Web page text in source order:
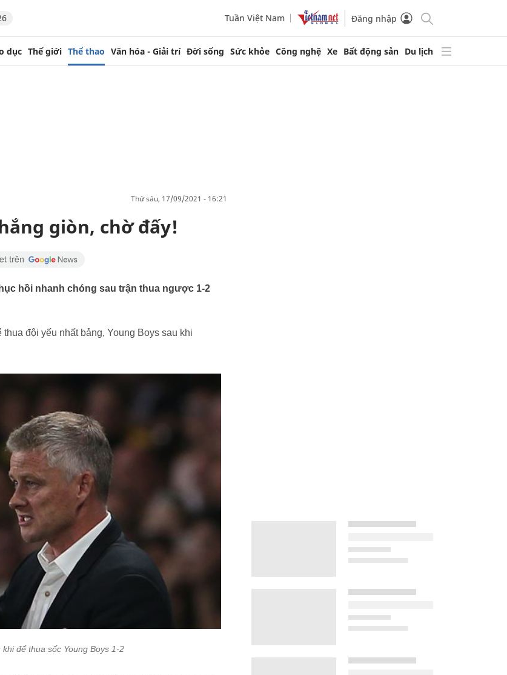
Tuần Việt Nam Đăng nhập
dục Thế giới Thể thao Văn hóa - Giải trí Đời sống Sức khỏe Công nghệ Xe Bất động sản Du lịch
thứ sáu, 17/09/2021 - 16:21
giòn, chờ đấy!
hồi nhanh chóng sau trận thua ngược 1-2
đội yếu nhất bảng, Young Boys sau khi
để thua sốc Young Boys 1-2